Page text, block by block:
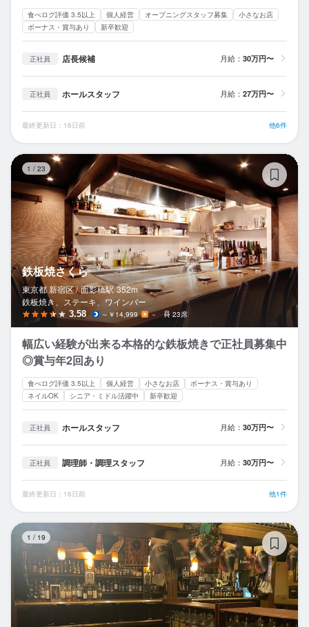
食べログ評価 3.5以上 個人経営 オープニングスタッフ募集
小さなお店
ボーナス・賞与あり
新卒歓迎
正社員 店長候補 月給： 30万円〜
正社員 ホールスタッフ 月給： 27万円〜
最終更新日：16日前 他6件
1 / 23
鉄板焼さくら
東京都 新宿区 / 面影橋駅 352m
鉄板焼き、ステーキ、ワインバー
3.58 ～￥14,999 － 23席
幅広い経験が出来る本格的な鉄板焼きで正社員募集中
◎賞与年2回あり
食べログ評価 3.5以上 個人経営 小さなお店
ボーナス・賞与あり
ネイルOK
シニア・ミドル活躍中 新卒歓迎
正社員 ホールスタッフ 月給： 30万円〜
正社員 調理師・調理スタッフ 月給： 30万円〜
最終更新日：16日前 他1件
1 / 19